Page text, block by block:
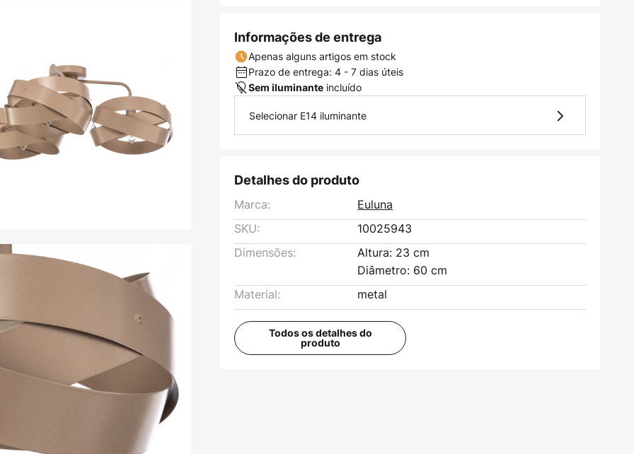
Informações de entrega
Apenas alguns artigos em stock
Prazo de entrega: 4 - 7 dias úteis
Sem iluminante incluído
Selecionar E14 iluminante
Detalhes do produto
Marca:
Euluna
SKU:
10025943
Dimensões:
Altura: 23 cm
Diâmetro: 60 cm
Material:
metal
Todos os detalhes do
produto